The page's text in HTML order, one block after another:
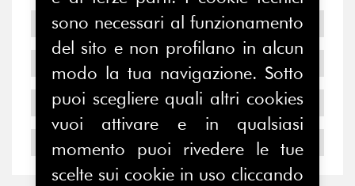
2007
2006
2005
2004
sono necessari al funzionamento
del sito e non profilano in alcun
modo la tua navigazione. Sotto
puoi scegliere quali altri cookies
vuoi attivare e in qualsiasi
momento puoi rivedere le tue
scelte sui cookie in uso cliccando